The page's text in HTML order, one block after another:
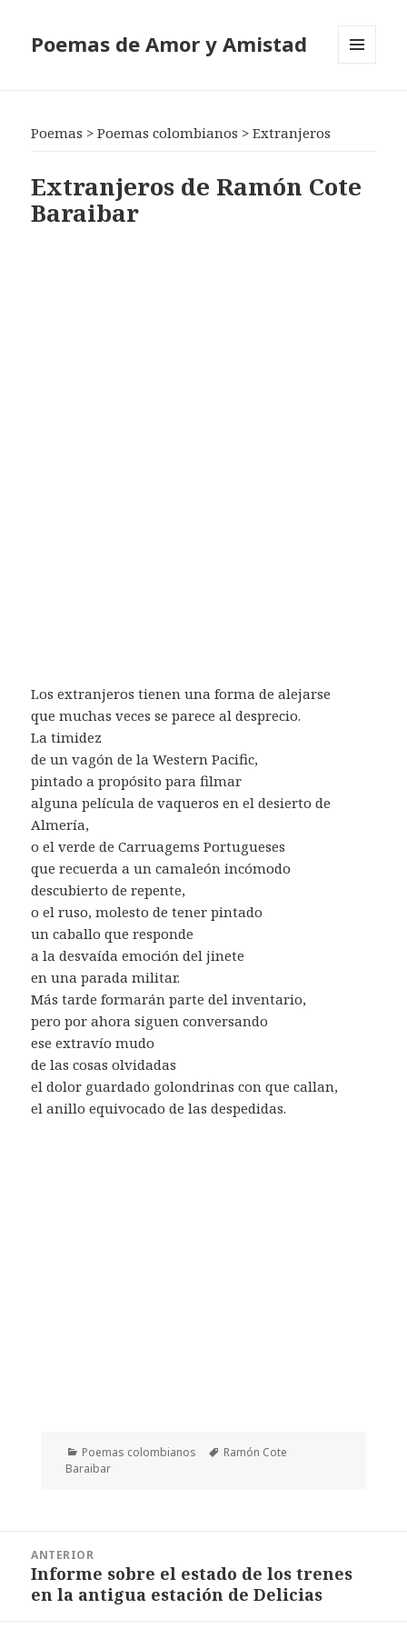
Poemas de Amor y Amistad
Poemas >Poemas colombianos >Extranjeros
Extranjeros de Ramón Cote
Baraibar
Los extranjeros tienen una forma de alejarse
que muchas veces se parece al desprecio.
La timidez
de un vagón de la Western Pacific,
pintado a propósito para filmar
alguna película de vaqueros en el desierto de
Almería,
o el verde de Carruagems Portugueses
que recuerda a un camaleón incómodo
descubierto de repente,
o el ruso, molesto de tener pintado
un caballo que responde
a la desvaída emoción del jinete
en una parada militar.
Más tarde formarán parte del inventario,
pero por ahora siguen conversando
ese extravío mudo
de las cosas olvidadas
el dolor guardado golondrinas con que callan,
el anillo equivocado de las despedidas.
Categorías
Poemas colombianos Etiquetas
Ramón Cote
Baraibar
entradas
ANTERIOR
Entrada
anterior:
Informe sobre el estado de los trenes
en la antigua estación de Delicias